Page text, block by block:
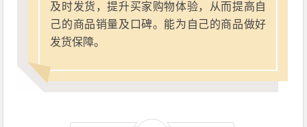
及时发货，提升买家购物体验，从而提高自
己的商品销量及口碑。能为自己的商品做好
发货保障。